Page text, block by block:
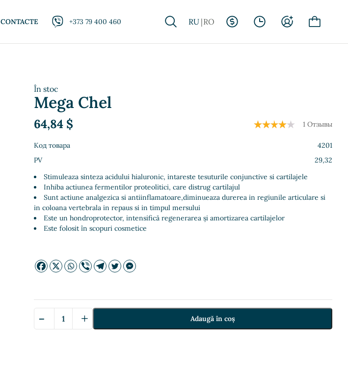
CONTACTE +373 79 400 460 RU RO
În stoc
Mega Chel
64,84 $ 1 Отзывы
Код товара
4201
PV
29,32
Stimuleaza sinteza acidului hialuronic, intareste tesuturile conjunctive si cartilajele
Inhiba actiunea fermentilor proteolitici, care distrug cartilajul
Sunt actiune analgezica si antiinflamatoare,diminueaza durerea in regiunile articulare si
in coloana vertebrala in repaus si in timpul mersului
Este un hondroprotector, intensifică regenerarea și amortizarea cartilajelor
Este folosit în scopuri cosmetice
-
Mega
+ Adaugă în coș